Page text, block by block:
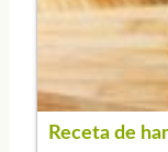
Receta de